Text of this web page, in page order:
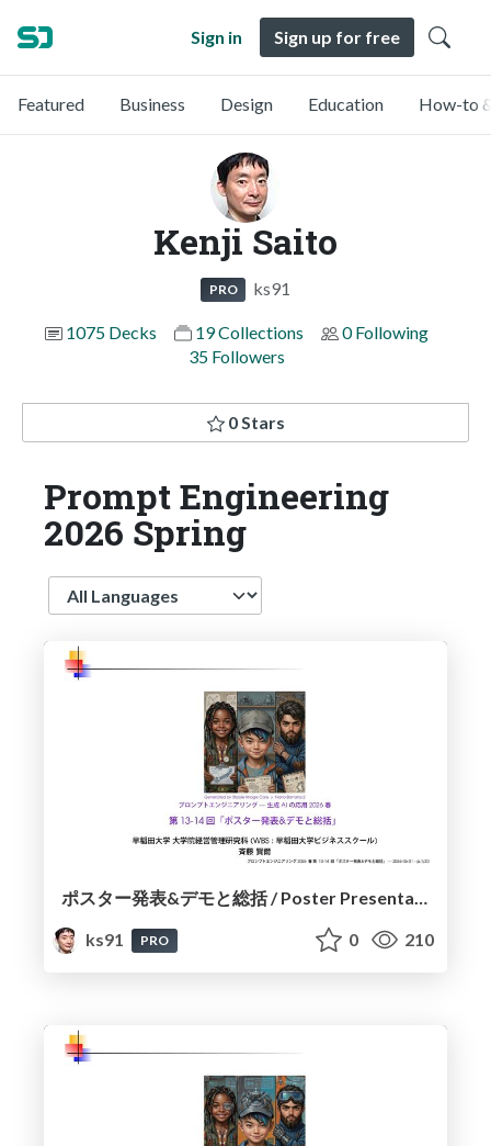
Sign in Sign up for free
Featured Business Design Education How-to
Kenji Saito
PRO ks91
1075 Decks 19 Collections
0 Following
35 Followers
0 Stars
Prompt Engineering
2026 Spring
Language
ポスター発表&デモと総括 / Poster Presentations & Demonstrations and Summary
ks91
PRO 0 210